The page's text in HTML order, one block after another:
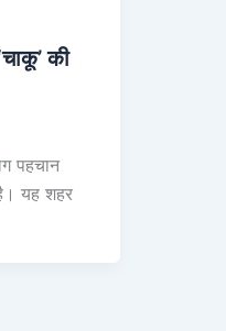
की
पहचान
यह शहर